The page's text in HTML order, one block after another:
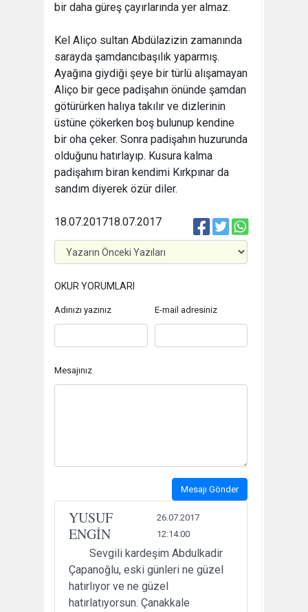
bir daha güreş çayırlarında yer almaz.
Kel Aliço sultan Abdülazizin zamanında
sarayda şamdancıbaşılık yaparmış.
Ayağına giydiği şeye bir türlü alışamayan
Aliço bir gece padişahın önünde şamdan
götürürken halıya takılır ve dizlerinin
üstüne çökerken boş bulunup kendine
bir oha çeker. Sonra padişahın huzurunda
olduğunu hatırlayıp. Kusura kalma
padişahım biran kendimi Kırkpınar da
sandım diyerek özür diler.
18.07.2017
18.07.2017
OKUR YORUMLARI
Adınızı yazınız E-mail adresiniz
Mesajınız
Mesajı Gönder
YUSUF
ENGİN
26.07.2017
12:14:00
Sevgili kardeşim Abdulkadir
Çapanoğlu, eski günleri ne güzel
hatırlıyor ve ne güzel
hatırlatıyorsun. Çanakkale